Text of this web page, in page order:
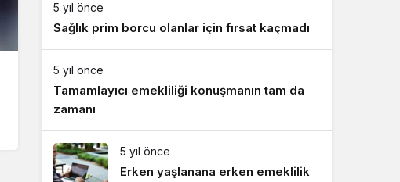
5 yıl önce
Sağlık prim borcu olanlar için fırsat kaçmadı
5 yıl önce
Tamamlayıcı emekliliği konuşmanın tam da
zamanı
5 yıl önce
Erken yaşlanana erken emeklilik